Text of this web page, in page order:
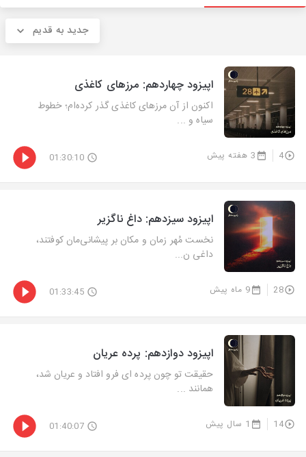
جدید به قدیم
اپیزود چهاردهم: مرزهای کاغذی
اکنون از آن مرزهای کاغذی گذر کرده‌ام؛ خطوط
سیاه و ...
4 3 هفته پیش 01:30:10
اپیزود سیزدهم: داغ ناگزیر
نخست مُهر زمان و مکان بر پیشانی‌مان کوفتند،
داغی ن...
28 9 ماه پیش 01:33:45
اپیزود دوازدهم: پرده عریان
حقیقت تو چون پرده ای فرو افتاد و عریان شد،
همانند ...
14 1 سال پیش 01:40:07